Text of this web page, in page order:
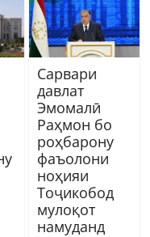
Сарвари
давлат
Эмомалӣ
Раҳмон бо
роҳбарону
фаъолони
ноҳияи
Тоҷикобод
мулоқот
намуданд